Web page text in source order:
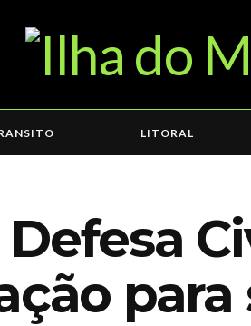
LITORAL
para